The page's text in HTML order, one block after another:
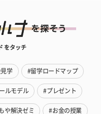
をタッチ
学 #留学ロードマップ
ルモデル #プレゼント
や解決ゼミ #お金の授業